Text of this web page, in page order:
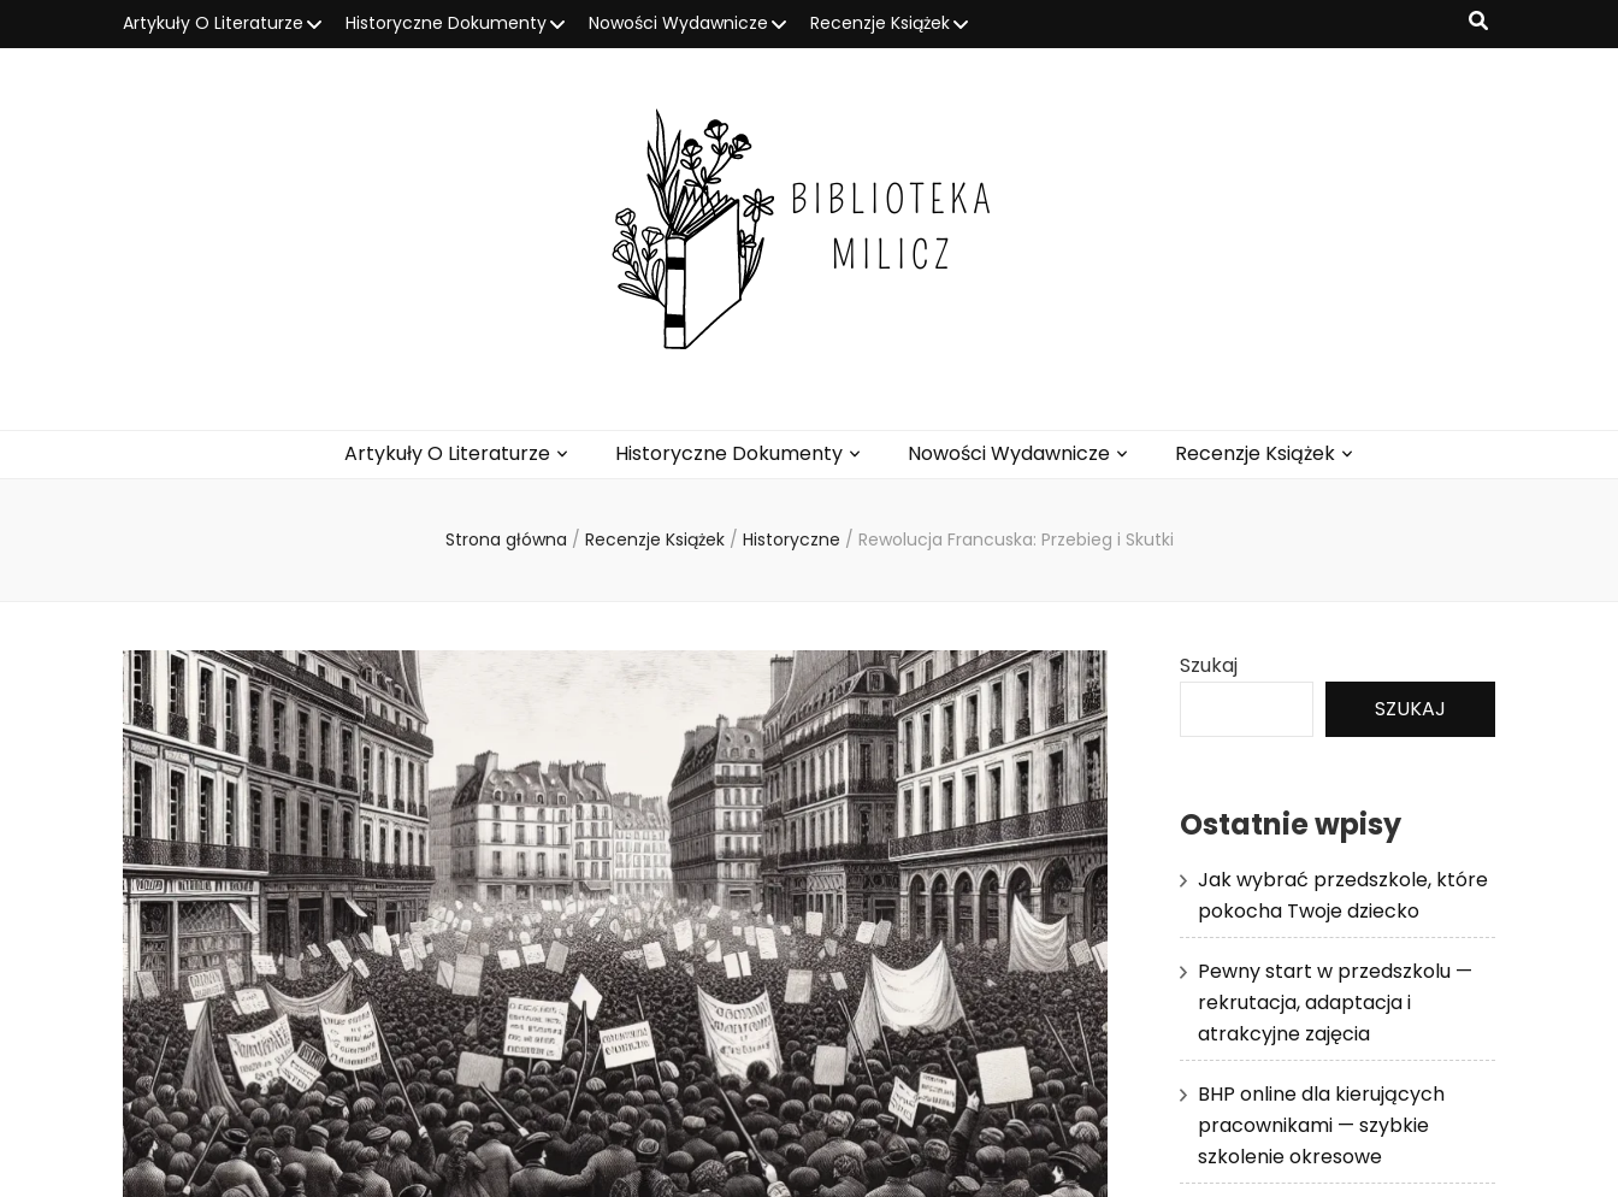
Artykuły O Literaturze Historyczne Dokumenty Nowości Wydawnicze Recenzje Książek
Artykuły O Literaturze Historyczne Dokumenty Nowości Wydawnicze Recenzje Książek
Strona główna / Recenzje Książek / Historyczne / Rewolucja Francuska: Przebieg i Skutki
Szukaj
SZUKAJ
Ostatnie wpisy
Jak wybrać przedszkole, które
pokocha Twoje dziecko
Pewny start w przedszkolu —
rekrutacja, adaptacja i
atrakcyjne zajęcia
BHP online dla kierujących
pracownikami — szybkie
szkolenie okresowe